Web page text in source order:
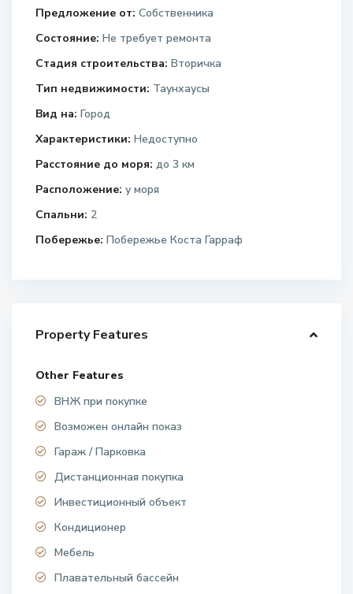
Предложение от: Собственника
Состояние: Не требует ремонта
Стадия строительства: Вторичка
Тип недвижимости: Таунхаусы
Вид на: Город
Характеристики: Недоступно
Расстояние до моря: до 3 км
Расположение: у моря
Спальни: 2
Побережье: Побережье Коста Гарраф
Property Features
Other Features
ВНЖ при покупке
Возможен онлайн показ
Гараж / Парковка
Дистанционная покупка
Инвестиционный объект
Кондиционер
Мебель
Плавательный бассейн